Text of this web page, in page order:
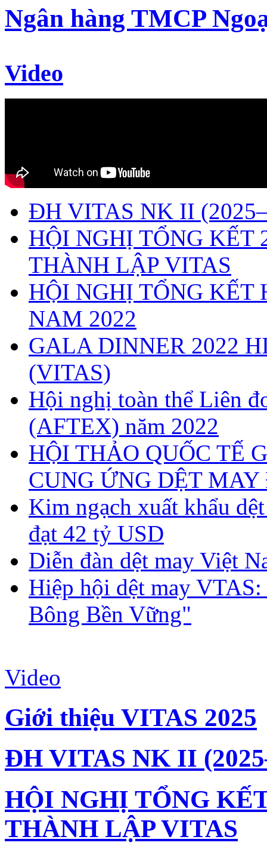
Ngân hàng TMCP
Video
ĐH VITAS NK II
HỘI NGHỊ TỔNG
THÀNH LẬP VITAS
HỘI NGHỊ TỔNG KẾT
NAM 2022
GALA DINNER 2022
(VITAS)
Hội nghị toàn thể Liên
(AFTEX) năm 2022
HỘI THẢO QUỐC TẾ
CUNG ỨNG DỆT
Kim ngạch xuất khẩu
đạt 42 tỷ USD
Diễn đàn dệt may Việt
Hiệp hội dệt may
Bông Bền Vững"
Video
Giới thiệu VITAS 2025
ĐH VITAS NK II
HỘI NGHỊ TỔNG
THÀNH LẬP VITAS